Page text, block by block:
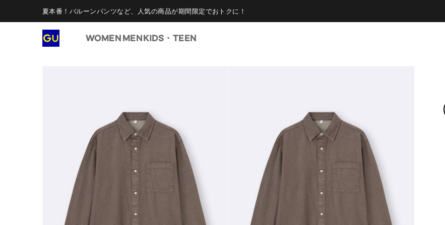
夏本番！バルーンパンツなど、人気の商品が期間限定でおトクに！
WOMEN MENKIDS・TEEN